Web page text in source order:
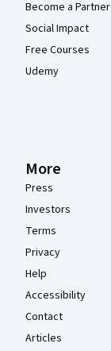
Become a Partner
Social Impact
Free Courses
Udemy
More
Press
Investors
Terms
Privacy
Help
Accessibility
Contact
Articles